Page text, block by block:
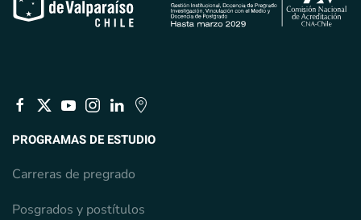
PROGRAMAS DE ESTUDIO
Carreras de pregrado
Posgrados y postítulos